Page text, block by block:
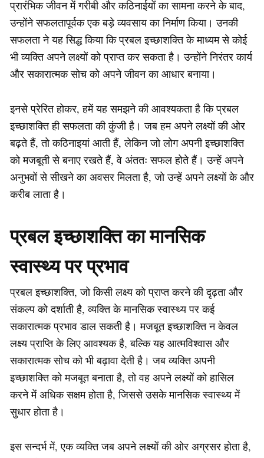
प्रारंभिक जीवन में गरीबी और कठिनाईयों का सामना करने के बाद,
उन्होंने सफलतापूर्वक एक बड़े व्यवसाय का निर्माण किया। उनकी
सफलता ने यह सिद्ध किया कि प्रबल इच्छाशक्ति के माध्यम से कोई
भी व्यक्ति अपने लक्ष्यों को प्राप्त कर सकता है। उन्होंने निरंतर कार्य
और सकारात्मक सोच को अपने जीवन का आधार बनाया।
इनसे प्रेरित होकर, हमें यह समझने की आवश्यकता है कि प्रबल
इच्छाशक्ति ही सफलता की कुंजी है। जब हम अपने लक्ष्यों की ओर
बढ़ते हैं, तो कठिनाइयां आती हैं, लेकिन जो लोग अपनी इच्छाशक्ति
को मजबूती से बनाए रखते हैं, वे अंततः सफल होते हैं। उन्हें अपने
अनुभवों से सीखने का अवसर मिलता है, जो उन्हें अपने लक्ष्यों के और
करीब लाता है।
प्रबल इच्छाशक्ति का मानसिक
स्वास्थ्य पर प्रभाव
प्रबल इच्छाशक्ति, जो किसी लक्ष्य को प्राप्त करने की दृढ़ता और
संकल्प को दर्शाती है, व्यक्ति के मानसिक स्वास्थ्य पर कई
सकारात्मक प्रभाव डाल सकती है। मजबूत इच्छाशक्ति न केवल
लक्ष्य प्राप्ति के लिए आवश्यक है, बल्कि यह आत्मविश्वास और
सकारात्मक सोच को भी बढ़ावा देती है। जब व्यक्ति अपनी
इच्छाशक्ति को मजबूत बनाता है, तो वह अपने लक्ष्यों को हासिल
करने में अधिक सक्षम होता है, जिससे उसके मानसिक स्वास्थ्य में
सुधार होता है।
इस सन्दर्भ में, एक व्यक्ति जब अपने लक्ष्यों की ओर अग्रसर होता है,